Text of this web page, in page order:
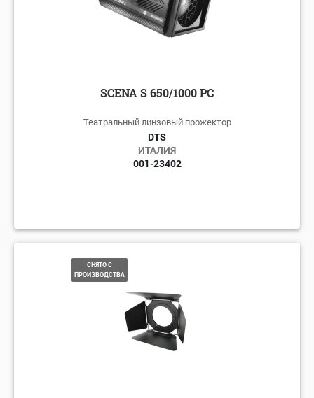
SCENA S 650/1000 PC
Театральный линзовый прожектор
DTS
ИТАЛИЯ
001-23402
СНЯТО С
ПРОИЗВОДСТВА